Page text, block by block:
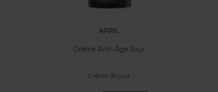
APRIL
Crème Anti-Âge Jour
Crème de jour